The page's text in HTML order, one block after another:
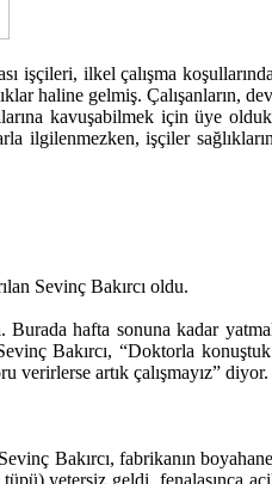
işçileri, ilkel çalışma
haline gelmiş. Çalışanların,
kavuşabilmek için üye
ilgilenmezken, işçiler
Sevinç Bakırcı oldu.
Burada hafta sonuna kadar
Bakırcı, “Doktorla
artık çalışmayız” diyor.
Bakırcı, fabrikanın
yetersiz geldi, fenalaşınca